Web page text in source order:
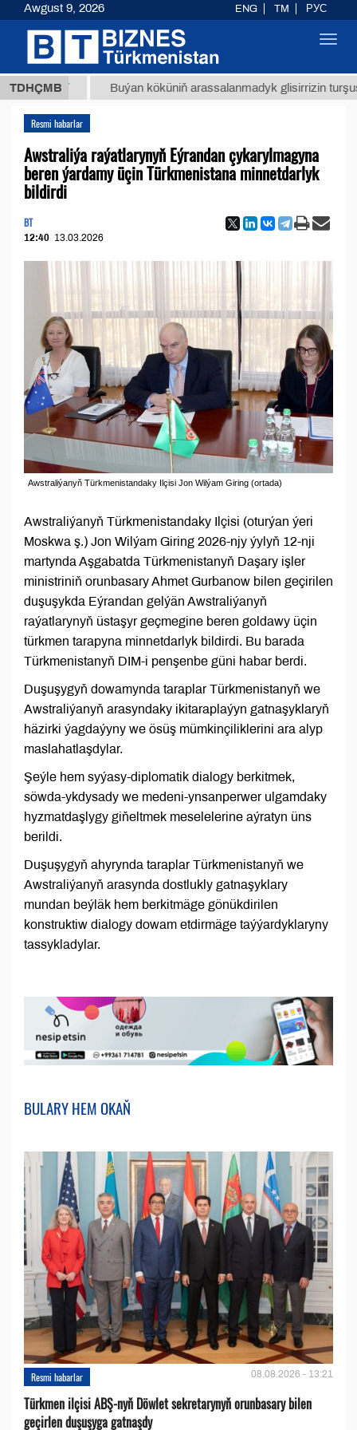
TDHÇMB
ТМТ Buýan köküniň arassalanmadyk glisirrizin turşusy (t.)
Resmi habarlar
Awstraliýa raýatlarynyň Eýrandan çykarylmagyna
beren ýardamy üçin Türkmenistana minnetdarlyk
bildirdi
BT
12:40 13.03.2026
Awstraliýanyň Türkmenistandaky Ilçisi Jon Wilýam Giring (ortada)
Awstraliýanyň Türkmenistandaky Ilçisi (oturýan ýeri
Moskwa ş.) Jon Wilýam Giring 2026-njy ýylyň 12-nji
martynda Aşgabatda Türkmenistanyň Daşary işler
ministriniň orunbasary Ahmet Gurbanow bilen geçirilen
duşuşykda Eýrandan gelýän Awstraliýanyň
raýatlarynyň üstaşyr geçmegine beren goldawy üçin
türkmen tarapyna minnetdarlyk bildirdi. Bu barada
Türkmenistanyň DIM-i penşenbe güni habar berdi.
Duşuşygyň dowamynda taraplar Türkmenistanyň we
Awstraliýanyň arasyndaky ikitaraplaýyn gatnaşyklaryň
häzirki ýagdaýyny we ösüş mümkinçiliklerini ara alyp
maslahatlaşdylar.
Şeýle hem syýasy-diplomatik dialogy berkitmek,
söwda-ykdysady we medeni-ynsanperwer ulgamdaky
hyzmatdaşlygy giňeltmek meselelerine aýratyn üns
berildi.
Duşuşygyň ahyrynda taraplar Türkmenistanyň we
Awstraliýanyň arasynda dostlukly gatnaşyklary
mundan beýläk hem berkitmäge gönükdirilen
konstruktiw dialogy dowam etdirmäge taýýardyklaryny
tassykladylar.
BULARY HEM OKAŇ
Resmi habarlar 08.08.2026 - 13:21
Türkmen ilçisi ABŞ-nyň Döwlet sekretarynyň orunbasary bilen
geçirlen duşuşyga gatnaşdy
Awgust 9, 2026 ENG TM РУС